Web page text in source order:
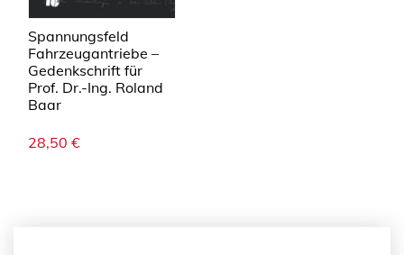
Spannungsfeld
Fahrzeugantriebe –
Gedenkschrift für
Prof. Dr.-Ing. Roland
Baar
28,50 €